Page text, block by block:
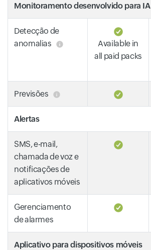
Monitoramento desenvolvido para IA
Detecção de
anomalias
Available in
all paid packs
Previsões
Alertas
SMS, e-mail,
chamada de voz e
notificações de
aplicativos móveis
Gerenciamento
de alarmes
Aplicativo para dispositivos móveis